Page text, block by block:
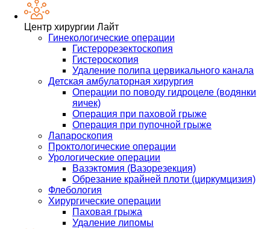
Центр хирургии Лайт
Гинекологические операции
Гистерорезектоскопия
Гистероскопия
Удаление полипа цервикального канала
Детская амбулаторная хирургия
Операции по поводу гидроцеле (водянки
яичек)
Операция при паховой грыже
Операция при пупочной грыже
Лапароскопия
Проктологические операции
Урологические операции
Вазэктомия (Вазорезекция)
Обрезание крайней плоти (циркумцизия)
Флебология
Хирургические операции
Паховая грыжа
Удаление липомы